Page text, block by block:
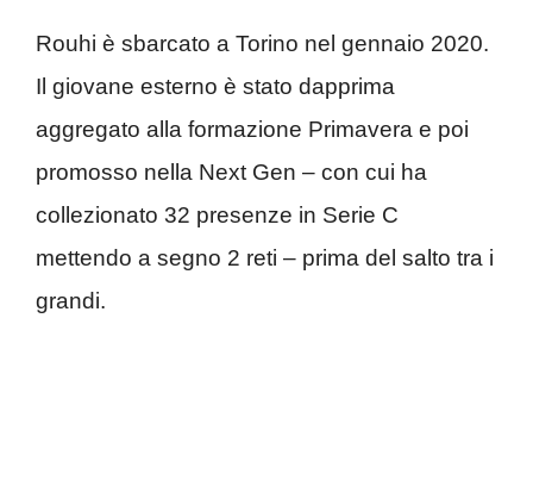
Rouhi è sbarcato a Torino nel gennaio 2020.
Il giovane esterno è stato dapprima
aggregato alla formazione Primavera e poi
promosso nella Next Gen – con cui ha
collezionato 32 presenze in Serie C
mettendo a segno 2 reti – prima del salto tra i
grandi.